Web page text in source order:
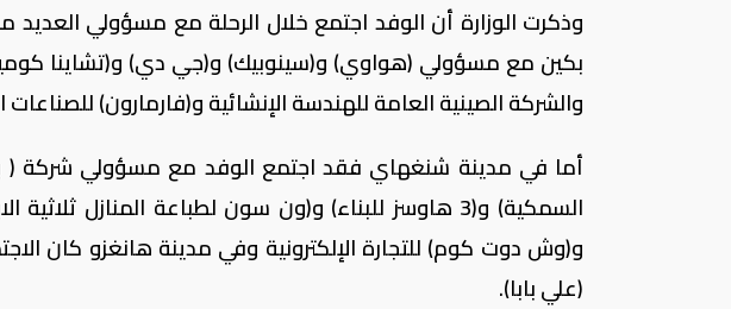
وذكرت الوزارة أن الوفد اجتمع خلال الرحلة مع مسؤولي
بكين مع مسؤولي (هواوي) و(سينوبيك) و(جي دي) و(تشاينا
والشركة الصينية العامة للهندسة الإنشائية و(فارمارون)
أما في مدينة شنغهاي فقد اجتمع الوفد مع مسؤولي شركة (
السمكية) و(3 هاوسز للبناء) و(ون سون لطباعة المنازل
و(وش دوت كوم) للتجارة الإلكترونية وفي مدينة هانغزو كان
(علي بابا).